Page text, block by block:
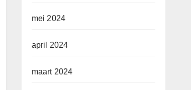
mei 2024
april 2024
maart 2024